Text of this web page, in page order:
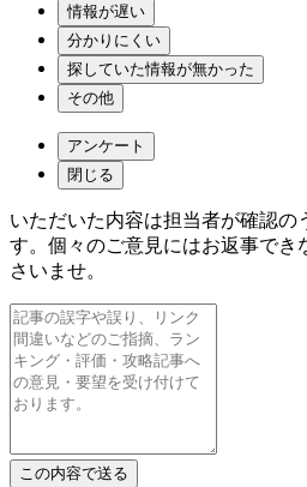
情報が遅い
分かりにくい
探していた情報が無かった
その他
アンケート
閉じる
いただいた内容は担当者が確認の
す。個々のご意見にはお返事でき
さいませ。